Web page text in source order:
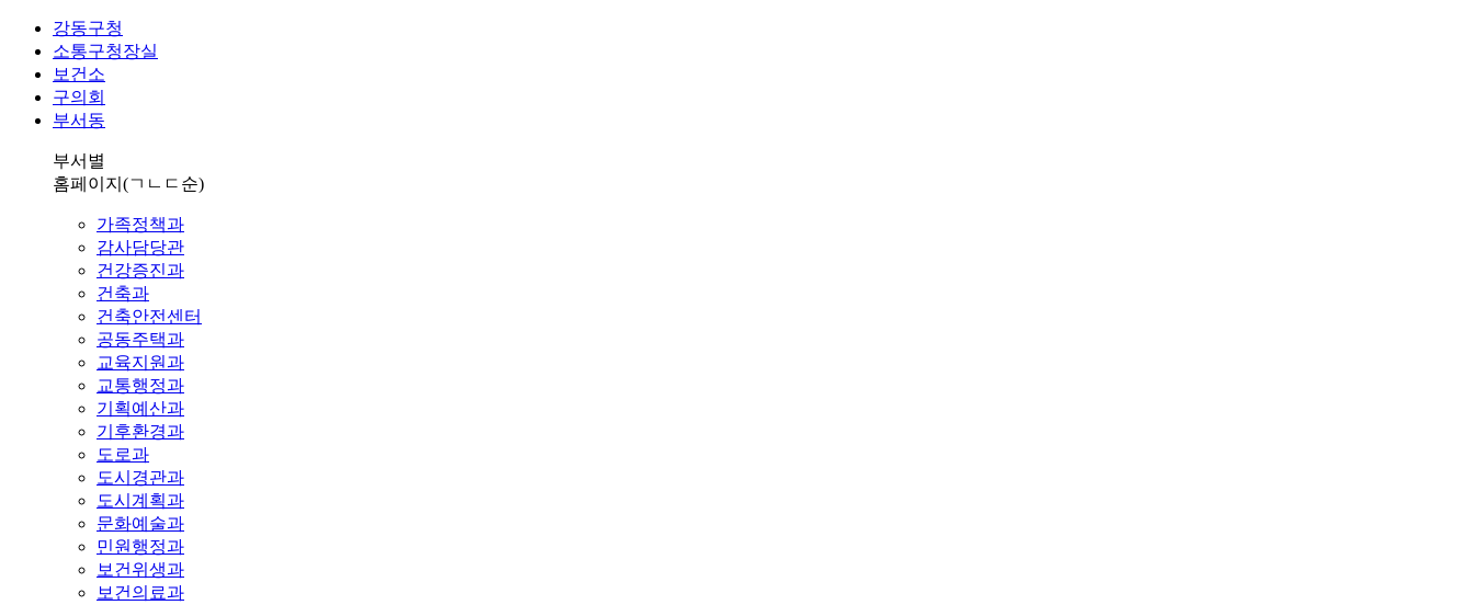
강동구청
소통구청장실
보건소
구의회
부서동
부서별
홈페이지 (ㄱㄴㄷ순)
가족정책과
감사담당관
건강증진과
건축과
건축안전센터
공동주택과
교육지원과
교통행정과
기획예산과
기후환경과
도로과
도시경관과
도시계획과
문화예술과
민원행정과
보건위생과
보건의료과